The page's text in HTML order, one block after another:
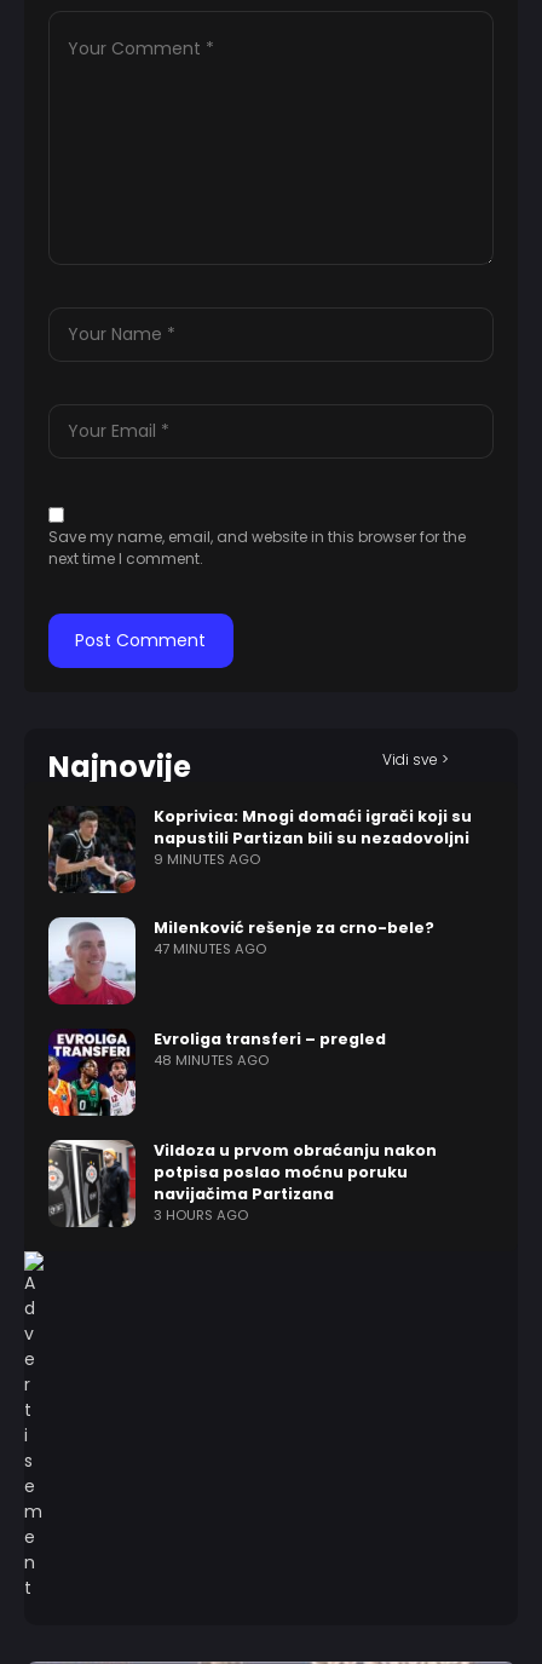
Save my name, email, and website in this browser for the
next time I comment.
Najnovije Vidi sve >
Koprivica: Mnogi domaći igrači koji su
napustili Partizan bili su nezadovoljni
9 MINUTES AGO
Milenković rešenje za crno-bele?
47 MINUTES AGO
Evroliga transferi – pregled
48 MINUTES AGO
Vildoza u prvom obraćanju nakon
potpisa poslao moćnu poruku
navijačima Partizana
3 HOURS AGO